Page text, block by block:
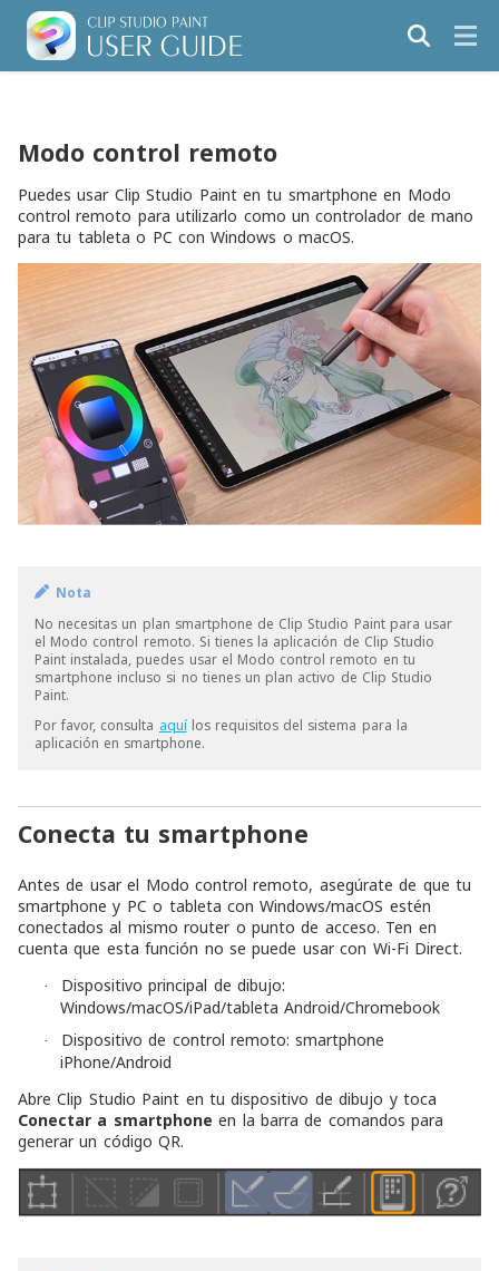
Modo control remoto
Puedes usar Clip Studio Paint en tu smartphone en Modo
control remoto para utilizarlo como un controlador de mano
para tu tableta o PC con Windows o macOS.
Nota
No necesitas un plan smartphone de Clip Studio Paint para usar
el Modo control remoto. Si tienes la aplicación de Clip Studio
Paint instalada, puedes usar el Modo control remoto en tu
smartphone incluso si no tienes un plan activo de Clip Studio
Paint.
Por favor, consulta aquílos requisitos del sistema para la
aplicación en smartphone.
Conecta tu smartphone
Antes de usar el Modo control remoto, asegúrate de que tu
smartphone y PC o tableta con Windows/macOS estén
conectados al mismo router o punto de acceso. Ten en
cuenta que esta función no se puede usar con Wi-Fi Direct.
·
Dispositivo principal de dibujo:
Windows/macOS/iPad/tableta Android/Chromebook
·
Dispositivo de control remoto: smartphone
iPhone/Android
Abre Clip Studio Paint en tu dispositivo de dibujo y toca
Conectar a smartphone en la barra de comandos para
generar un código QR.